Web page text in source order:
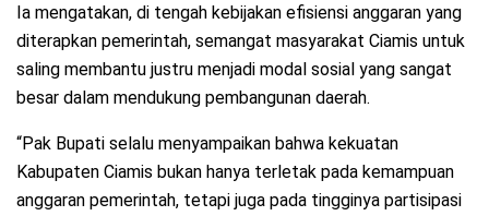
Ia mengatakan, di tengah kebijakan efisiensi anggaran yang
diterapkan pemerintah, semangat masyarakat Ciamis untuk
saling membantu justru menjadi modal sosial yang sangat
besar dalam mendukung pembangunan daerah.
“Pak Bupati selalu menyampaikan bahwa kekuatan
Kabupaten Ciamis bukan hanya terletak pada kemampuan
anggaran pemerintah, tetapi juga pada tingginya partisipasi